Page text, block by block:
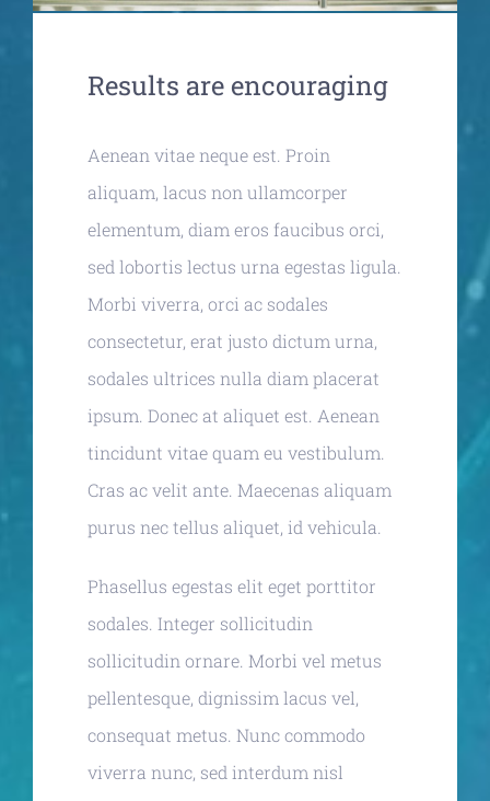
Results are encouraging
Aenean vitae neque est. Proin
aliquam, lacus non ullamcorper
elementum, diam eros faucibus orci,
sed lobortis lectus urna egestas ligula.
Morbi viverra, orci ac sodales
consectetur, erat justo dictum urna,
sodales ultrices nulla diam placerat
ipsum. Donec at aliquet est. Aenean
tincidunt vitae quam eu vestibulum.
Cras ac velit ante. Maecenas aliquam
purus nec tellus aliquet, id vehicula.
Phasellus egestas elit eget porttitor
sodales. Integer sollicitudin
sollicitudin ornare. Morbi vel metus
pellentesque, dignissim lacus vel,
consequat metus. Nunc commodo
viverra nunc, sed interdum nisl